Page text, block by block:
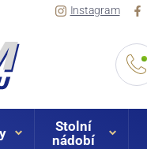
Instagram
Stolní
nádobí